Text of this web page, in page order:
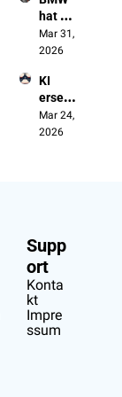
Chinas
Plan
hat
2025
gewon
Aus
Verseh
en
Mar 31,
2026
KI
ersetzt
die
Manag
Mar 24,
2026
Supp
ort
Konta
kt
Impre
ssum